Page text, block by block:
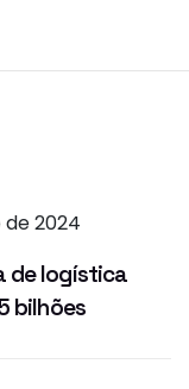
2024
de logística
bilhões